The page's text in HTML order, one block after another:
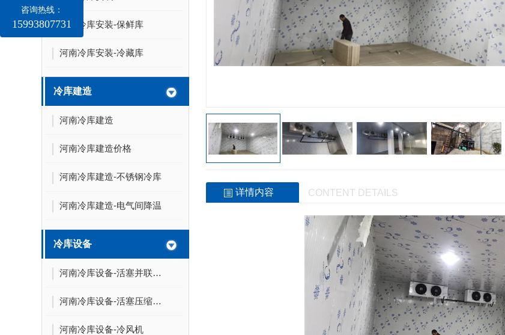
河南冷库安装-保鲜库
河南冷库安装-冷藏库
冷库建造
河南冷库建造
河南冷库建造价格
河南冷库建造-不锈钢冷库
河南冷库建造-电气间降温
冷库设备
河南冷库设备-活塞并联机组
河南冷库设备-活塞压缩机组
河南冷库设备-冷风机
详情内容 CONTENT DETAILS
咨询热线：
15993807731